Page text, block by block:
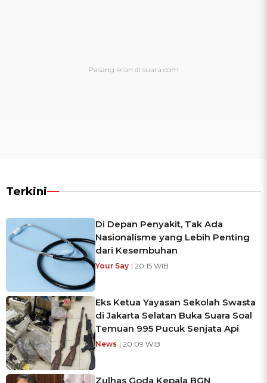
Terkini
Di Depan Penyakit, Tak Ada
Nasionalisme yang Lebih Penting
dari Kesembuhan
Your Say | 20:15 WIB
Eks Ketua Yayasan Sekolah Swasta
di Jakarta Selatan Buka Suara Soal
Temuan 995 Pucuk Senjata Api
News | 20:09 WIB
Zulhas Goda Kepala BGN